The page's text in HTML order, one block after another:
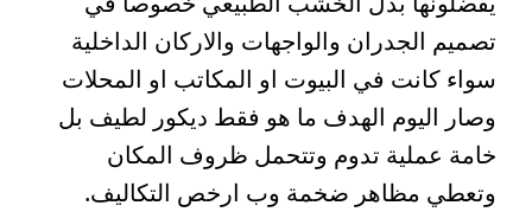
تصميم الجدران والواجهات والاركان الداخلية
سواء كانت في البيوت او المكاتب او المحلات
وصار اليوم الهدف ما هو فقط ديكور لطيف بل
خامة عملية تدوم وتتحمل ظروف المكان
وتعطي مظاهر ضخمة وب ارخص التكاليف.